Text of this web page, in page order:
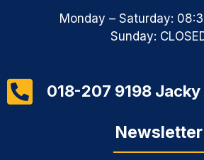
Monday – Saturday:
Sunday:
018-207 9198 Jacky
Newsletter